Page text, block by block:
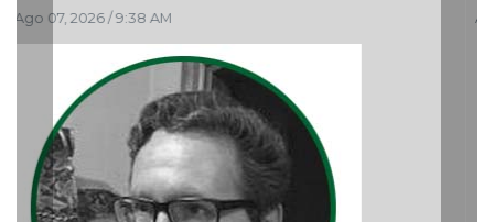
Ago 05, 2026 / 9:04 PM